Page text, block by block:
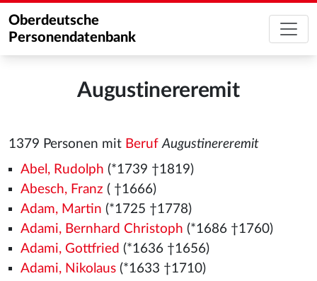
Oberdeutsche
Personendatenbank
Augustinereremit
1379 Personen mit Beruf Augustinereremit
Abel, Rudolph (*1739 †1819)
Abesch, Franz ( †1666)
Adam, Martin (*1725 †1778)
Adami, Bernhard Christoph (*1686 †1760)
Adami, Gottfried (*1636 †1656)
Adami, Nikolaus(*1633 †1710)